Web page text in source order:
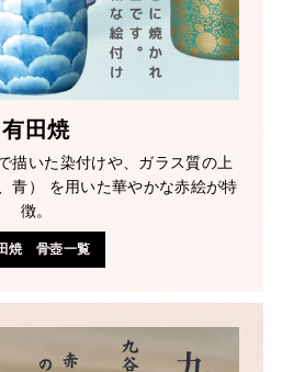
有田焼
描いた染付けや、ガラス質の上
青） を用いた華やかな赤絵が特
徴。
焼 骨壺一覧